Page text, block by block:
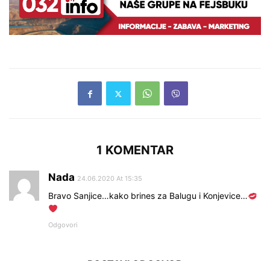
1 KOMENTAR
Nada 24.06.2020 At 15:35
Bravo Sanjice…kako brines za Balugu i Konjevice…
Odgovori